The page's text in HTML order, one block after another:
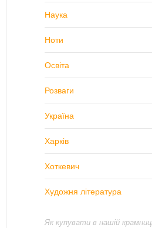
Наука
Ноти
Освіта
Розваги
Україна
Харків
Хоткевич
Художня література
Як купувати в нашій